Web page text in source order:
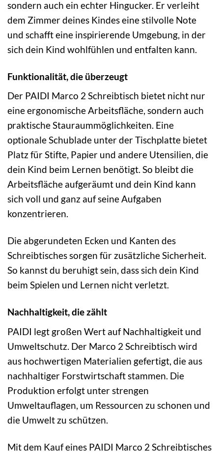
sondern auch ein echter Hingucker. Er verleiht
dem Zimmer deines Kindes eine stilvolle Note
und schafft eine inspirierende Umgebung, in der
sich dein Kind wohlfühlen und entfalten kann.
Funktionalität, die überzeugt
Der PAIDI Marco 2 Schreibtisch bietet nicht nur
eine ergonomische Arbeitsfläche, sondern auch
praktische Stauraummöglichkeiten. Eine
optionale Schublade unter der Tischplatte bietet
Platz für Stifte, Papier und andere Utensilien, die
dein Kind beim Lernen benötigt. So bleibt die
Arbeitsfläche aufgeräumt und dein Kind kann
sich voll und ganz auf seine Aufgaben
konzentrieren.
Die abgerundeten Ecken und Kanten des
Schreibtisches sorgen für zusätzliche Sicherheit.
So kannst du beruhigt sein, dass sich dein Kind
beim Spielen und Lernen nicht verletzt.
Nachhaltigkeit, die zählt
PAIDI legt großen Wert auf Nachhaltigkeit und
Umweltschutz. Der Marco 2 Schreibtisch wird
aus hochwertigen Materialien gefertigt, die aus
nachhaltiger Forstwirtschaft stammen. Die
Produktion erfolgt unter strengen
Umweltauflagen, um Ressourcen zu schonen und
die Umwelt zu schützen.
Mit dem Kauf eines PAIDI Marco 2 Schreibtisches